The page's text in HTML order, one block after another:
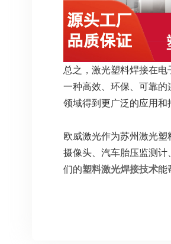
总之，激光塑料焊接在
一种高效、环保、可靠的
领域得到更广泛的应用和
欧威激光作为苏州激光
摄像头、汽车胎压监测
们的塑料激光焊接技术能